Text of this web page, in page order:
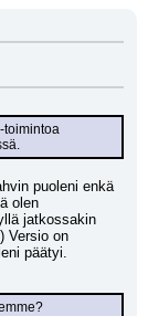
toimintoa
puoleni enkä
olen
jatkossakin
Versio on
päätyi.